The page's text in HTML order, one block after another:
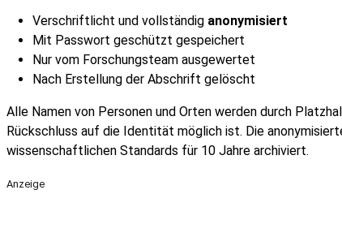
Verschriftlicht und vollständig anonymisiert
Mit Passwort geschützt gespeichert
Nur vom Forschungsteam ausgewertet
Nach Erstellung der Abschrift gelöscht
Alle Namen von Personen und Orten werden durch
Rückschluss auf die Identität möglich ist. Die
wissenschaftlichen Standards für 10 Jahre archiviert.
Anzeige